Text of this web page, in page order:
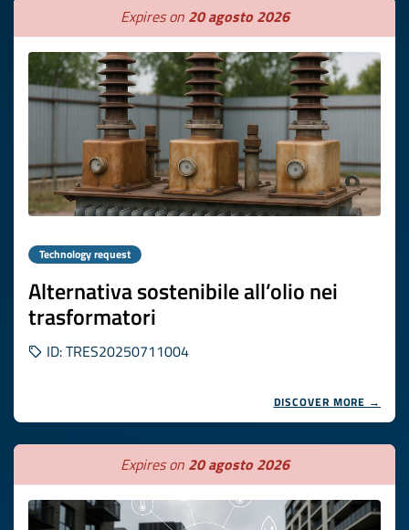
Expires on 20 agosto 2026
Technology request
Alternativa sostenibile all’olio nei
trasformatori
ID: TRES20250711004
DISCOVER MORE →
Expires on 20 agosto 2026